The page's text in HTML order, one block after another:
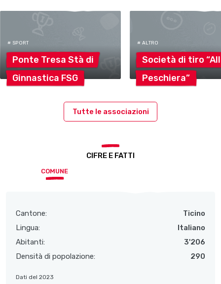
# SPORT
Ponte Tresa Stà di
Ginnastica FSG
# ALTRO
Società di tiro
Peschiera”
Tutte le associazioni
CIFRE E FATTI
COMUNE
Cantone:
Ticino
Lingua:
Italiano
Abitanti:
3'206
Densità di popolazione:
290
Dati del 2023